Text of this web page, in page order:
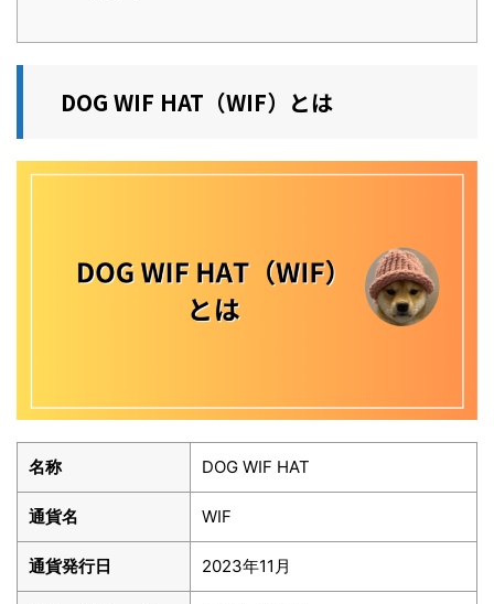
DOG WIF HAT（WIF）とは
名称 DOG WIF HAT
通貨名 WIF
通貨発行日 2023年11月